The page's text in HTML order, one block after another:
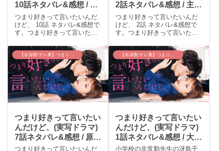
10話ネタバレ&感想 / 巨
匠監督作品であれはない
だろ…意味不明ドラマに
なってきた。。
つまり好きって言いたいんだ
けど、 10話 ネタバレ&感想で
す。つまり好きって言いたい
歳(大原櫻子)は突然藤代瀬那
(櫻井海音)の家を出て行った。
千歳はマネージャーとして瀬
那を支えようと決心した。映
画の打ち合わせで...
2話ネタバレ&感想 / 主演
2人がかわいくて面白く
なってきました(≧∇≦)
つまり好きって言いたいんだ
けど、 2話 ネタバレ&感想で
す。つまり好きって言いたい
歳（大原櫻子）は藤代瀬那
（櫻井海音）が天敵の不二宗
純だとわかり、今回も変わら
ず騙されっぱなしになり、早
く辞めたいと憤るが就活はな
か...
【水深夜/テレ東】つまり好きって言いたいんだけど、
つまり好きって言いたい
んだけど、(実写ドラマ)
7話ネタバレ&感想 / 原さ
んが敵に？森田望智参戦
つまり好きって言いたいんだ
【水深夜/テレ東】つまり好きって言いたいんだけど、
つまり好きって言いたい
んだけど、(実写ドラマ)
1話ネタバレ&感想 / 大原
櫻子＆櫻井海音のエンデ
小学校の非常勤先生の冴島千